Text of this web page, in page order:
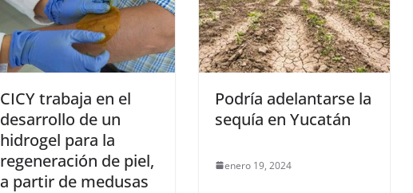
CICY trabaja en el
desarrollo de un
hidrogel para la
regeneración de piel,
a partir de medusas
Podría adelantarse la
sequía en Yucatán
enero 19, 2024